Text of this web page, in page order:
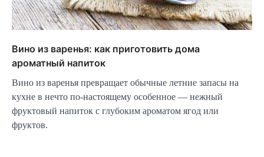
Вино из варенья: как приготовить дома
ароматный напиток
Вино из варенья превращает обычные летние запасы на
кухне в нечто по-настоящему особенное — нежный
фруктовый напиток с глубоким ароматом ягод или
фруктов.